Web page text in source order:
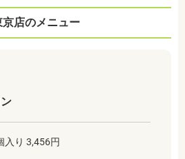
店のメニュー
入り 3,456円